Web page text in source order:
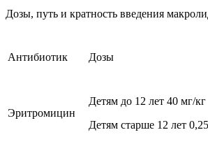
Дозы, путь и кратность введения
Антибиотик Дозы
Эритромицин
Детям до 12 лет 40 мг/кг
Детям старше 12 лет